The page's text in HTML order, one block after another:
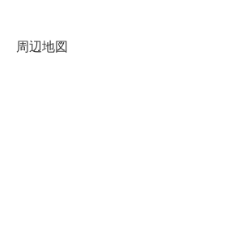
周辺地図